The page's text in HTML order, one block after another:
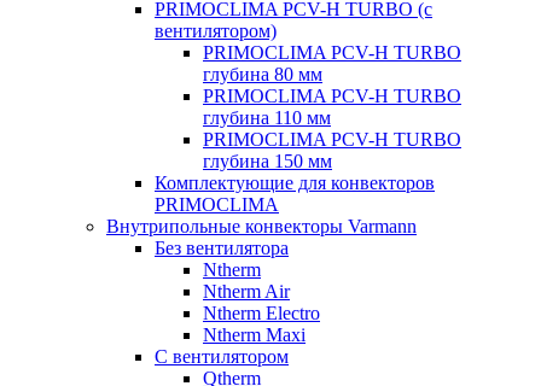
PRIMOCLIMA PCV-H TURBO (c
вентилятором)
PRIMOCLIMA PCV-H TURBO
глубина 80 мм
PRIMOCLIMA PCV-H TURBO
глубина 110 мм
PRIMOCLIMA PCV-H TURBO
глубина 150 мм
Комплектующие для конвекторов
PRIMOCLIMA
Внутрипольные конвекторы Varmann
Без вентилятора
Ntherm
Ntherm Air
Ntherm Electro
Ntherm Maxi
С вентилятором
Qtherm